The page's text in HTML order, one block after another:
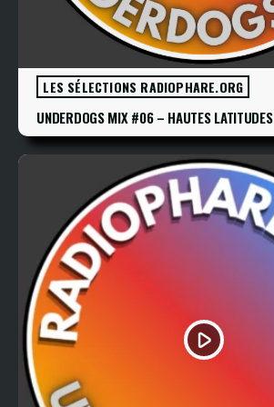
LES SÉLECTIONS RADIOPHARE.ORG
UNDERDOGS MIX #06 – HAUTES LATITUDES
play_arrow